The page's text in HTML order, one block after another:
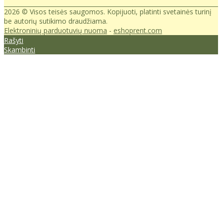
2026 © Visos teisės saugomos. Kopijuoti, platinti svetainės turinį
be autorių sutikimo draudžiama.
Elektroninių parduotuvių nuoma - eshoprent.com
Rašyti
Skambinti